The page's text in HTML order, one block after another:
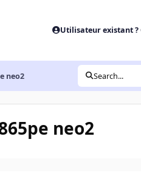
Utilisateur existant ?
neo2 Search...
neo2